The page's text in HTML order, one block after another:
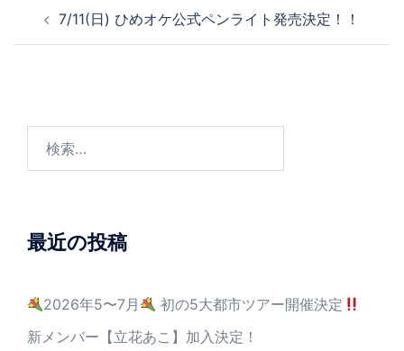
7/11(日) ひめオケ公式ペンライト発売決定！！
最近の投稿
2026年5〜7月
初の5大都市ツアー開催決定
新メンバー【立花あこ】加入決定！